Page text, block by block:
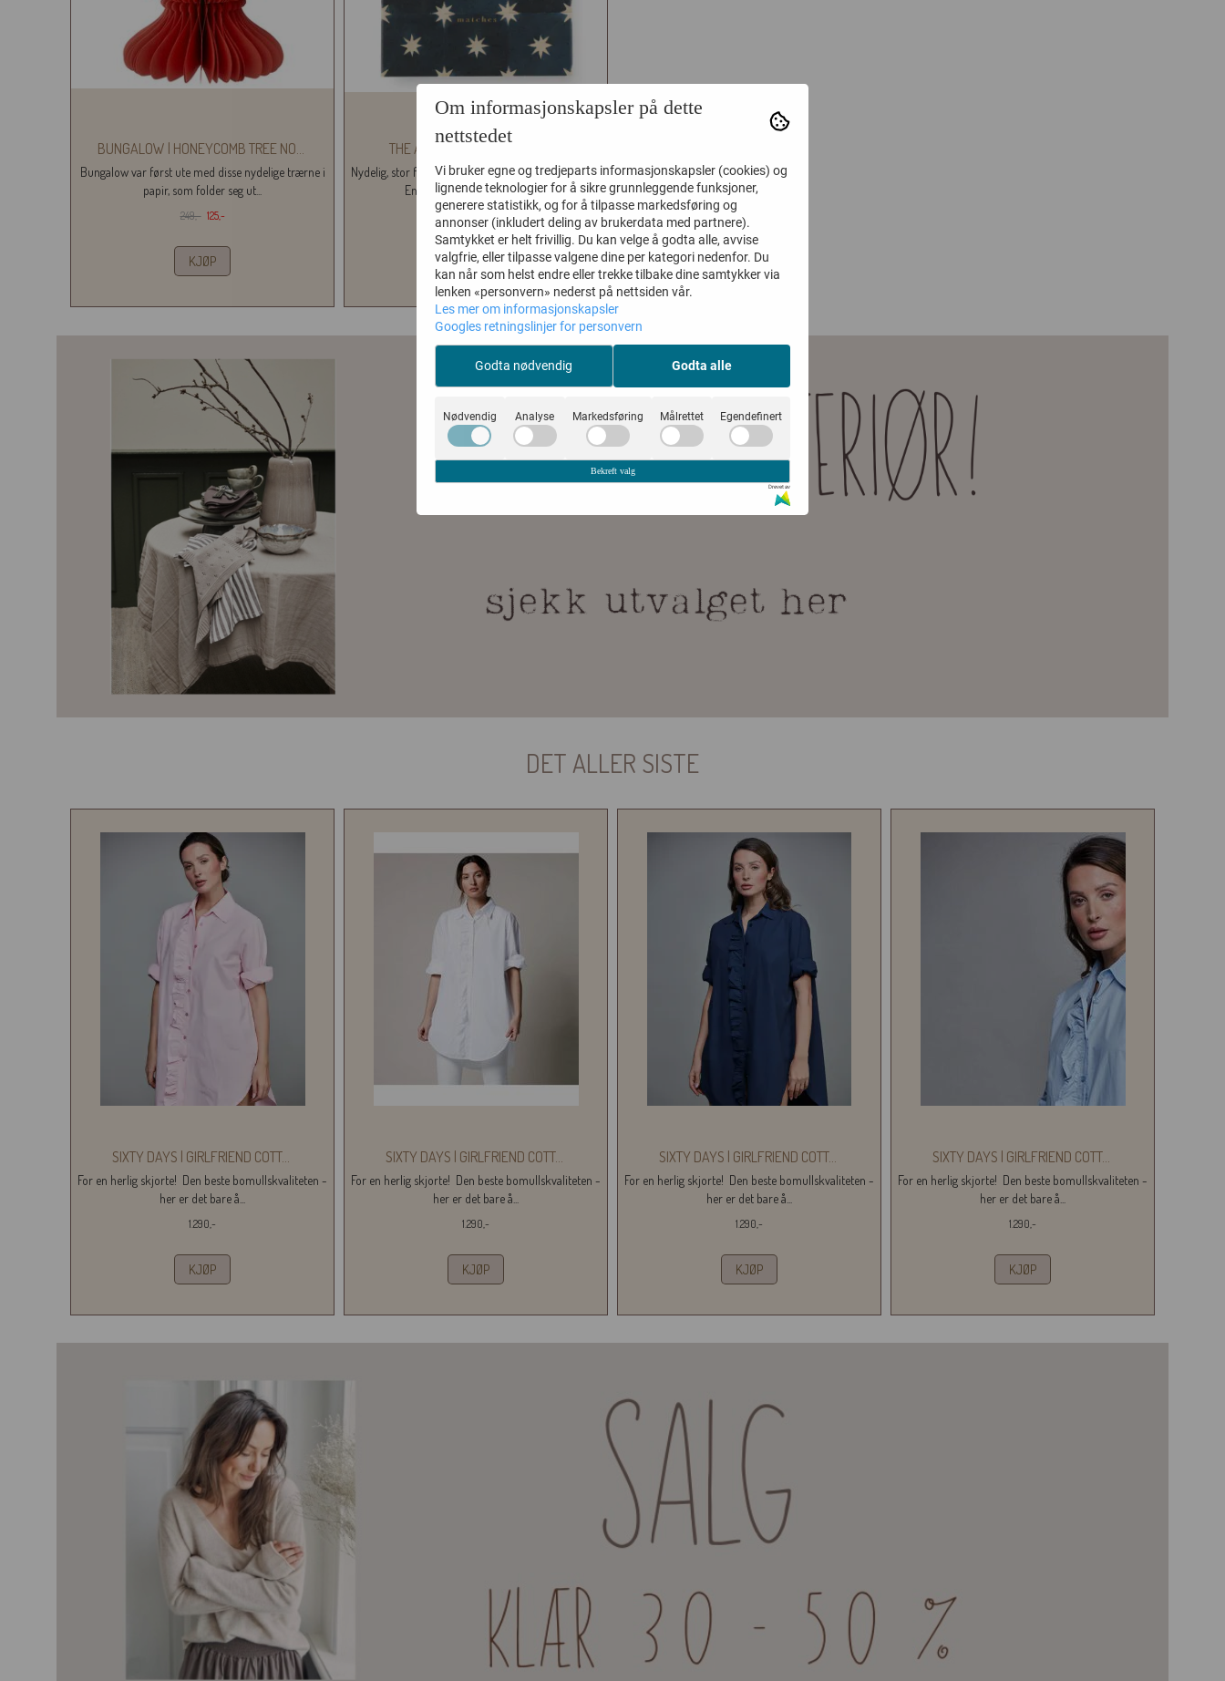
BUNGALOW | HONEYCOMB TREE NO...
Bungalow var først ute med disse nydelige trærne i
papir, som folder seg ut...
249,- 125,-
KJØP
THE ARCHIVIST | BLUE TILE ST
Nydelig, stor fyrstikkeske fra engelske The Archivist.
En skjønn vertinnegave med...
KJØP
DET ALLER SISTE
SIXTY DAYS | GIRLFRIEND COTT...
For en herlig skjorte! Den beste bomullskvaliteten -
her er det bare å...
1.290,-
KJØP
SIXTY DAYS | GIRLFRIEND COTT...
For en herlig skjorte! Den beste bomullskvaliteten -
her er det bare å...
1.290,-
KJØP
SIXTY DAYS | GIRLFRIEND COTT...
For en herlig skjorte! Den beste bomullskvaliteten -
her er det bare å...
1.290,-
KJØP
SIXTY DAYS | GIRLFRIEND COTT...
For en herlig skjorte! Den beste bomullskvaliteten -
her er det bare å...
1.290,-
KJØP
Om informasjonskapsler på dette
nettstedet
Vi bruker egne og tredjeparts informasjonskapsler (cookies) og
lignende teknologier for å sikre grunnleggende funksjoner,
generere statistikk, og for å tilpasse markedsføring og
annonser (inkludert deling av brukerdata med partnere).
Samtykket er helt frivillig. Du kan velge å godta alle, avvise
valgfrie, eller tilpasse valgene dine per kategori nedenfor. Du
kan når som helst endre eller trekke tilbake dine samtykker via
lenken «personvern» nederst på nettsiden vår.
Les mer om informasjonskapsler
Googles retningslinjer for personvern
Godta nødvendig Godta alle
Nødvendig Analyse Markedsføring Målrettet Egendefinert
Bekreft valg
Drevet av